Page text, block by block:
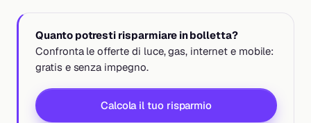
Quanto potresti risparmiare in bolletta?
Confronta le offerte di luce, gas, internet e mobile:
gratis e senza impegno.
Calcola il tuo risparmio